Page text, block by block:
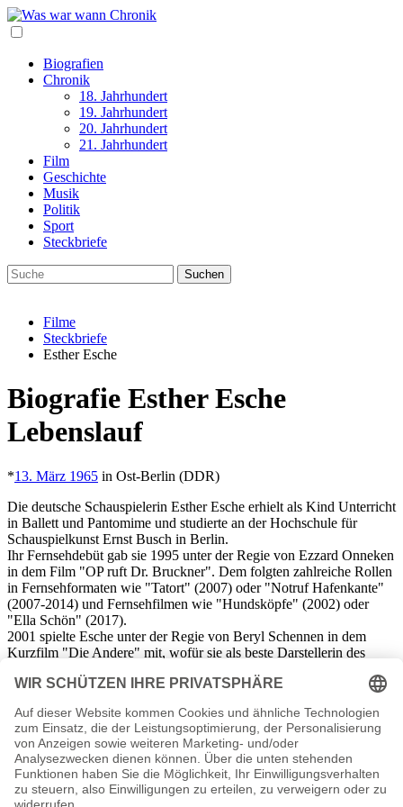
Biografien
Chronik
18. Jahrhundert
19. Jahrhundert
20. Jahrhundert
21. Jahrhundert
Film
Geschichte
Musik
Politik
Sport
Steckbriefe
Filme
Steckbriefe
Esther Esche
Biografie Esther Esche
Lebenslauf
*13. März 1965 in Ost-Berlin (DDR)
Die deutsche Schauspielerin Esther Esche erhielt als Kind Unterricht
in Ballett und Pantomime und studierte an der Hochschule für
Schauspielkunst Ernst Busch in Berlin.
Ihr Fernsehdebüt gab sie 1995 unter der Regie von Ezzard Onneken
in dem Film "OP ruft Dr. Bruckner". Dem folgten zahlreiche Rollen
in Fernsehformaten wie "Tatort" (2007) oder "Notruf Hafenkante"
(2007-2014) und Fernsehfilmen wie "Hundsköpfe" (2002) oder
"Ella Schön" (2017).
2001 spielte Esche unter der Regie von Beryl Schennen in dem
Kurzfilm "Die Andere" mit, wofür sie als beste Darstellerin des
Neben den Rollen für Film und Fernsehen spielte sie in Theatern
Volksbühne in Berlin, dem Staatsschauspiel Dresden oder dem
Staatstheater Schwerin.
Esche lebt verheiratet und mit Kind in Berlin.
Esther Esche Seiten, Kurzbio, Familie, verheiratet, Herkunft